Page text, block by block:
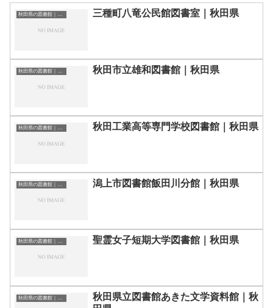
秋田県の図書館｜勉強できる場所 三種町八竜公民館図書室｜秋田県
秋田県の図書館｜勉強できる場所 秋田市立雄和図書館｜秋田県
秋田県の図書館｜勉強できる場所 秋田工業高等専門学校図書館｜秋田県
秋田県の図書館｜勉強できる場所 潟上市図書館飯田川分館｜秋田県
聖霊女子短期大学図書館｜秋田県
秋田県立図書館あきた文学資料館｜秋